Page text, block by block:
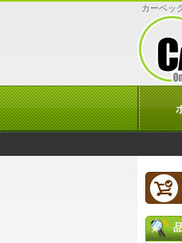
カーベッ